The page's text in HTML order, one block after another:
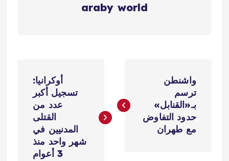
araby world
ص
واشنطن
ترسم
بـ«القنابل»
حدود التفاوض
مع طهران
أوكرانيا:
تسجيل أكبر
عدد من
القتلى
المدنيين في
شهر واحد منذ
3 أعوام